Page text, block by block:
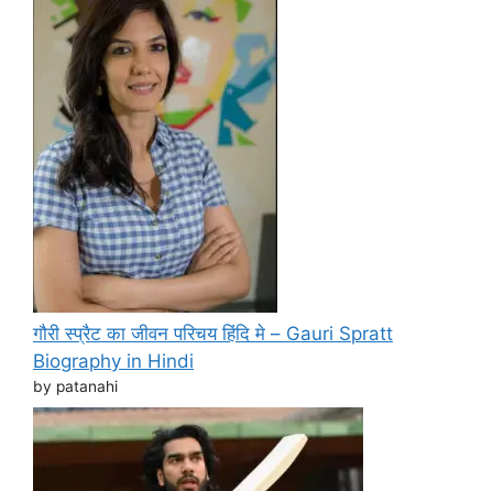
गौरी स्प्रैट का जीवन परिचय हिंदि मे – Gauri Spratt
Biography in Hindi
by patanahi